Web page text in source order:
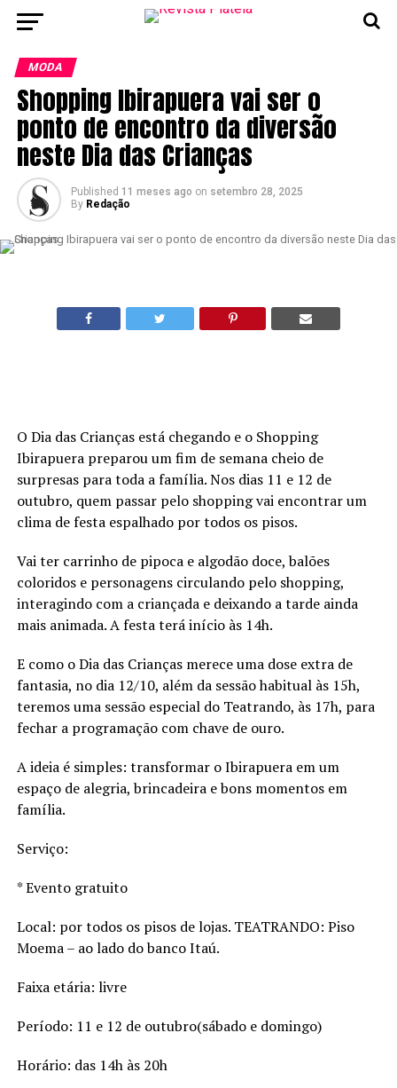
MODA
Shopping Ibirapuera vai ser o
ponto de encontro da diversão
neste Dia das Crianças
Published 11 meses ago on setembro 28, 2025
By Redação
O Dia das Crianças está chegando e o Shopping
Ibirapuera preparou um fim de semana cheio de
surpresas para toda a família. Nos dias 11 e 12 de
outubro, quem passar pelo shopping vai encontrar um
clima de festa espalhado por todos os pisos.
Vai ter carrinho de pipoca e algodão doce, balões
coloridos e personagens circulando pelo shopping,
interagindo com a criançada e deixando a tarde ainda
mais animada. A festa terá início às 14h.
E como o Dia das Crianças merece uma dose extra de
fantasia, no dia 12/10, além da sessão habitual às 15h,
teremos uma sessão especial do Teatrando, às 17h, para
fechar a programação com chave de ouro.
A ideia é simples: transformar o Ibirapuera em um
espaço de alegria, brincadeira e bons momentos em
família.
Serviço:
* Evento gratuito
Local: por todos os pisos de lojas. TEATRANDO: Piso
Moema – ao lado do banco Itaú.
Faixa etária: livre
Período: 11 e 12 de outubro(sábado e domingo)
Horário: das 14h às 20h